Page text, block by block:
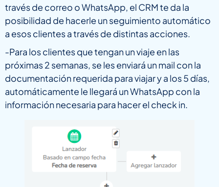
través de correo o WhatsApp, el CRM te da la
posibilidad de hacerle un seguimiento automático
a esos clientes a través de distintas acciones.
-Para los clientes que tengan un viaje en las
próximas 2 semanas, se les enviará un mail con la
documentación requerida para viajar y a los 5 días,
automáticamente le llegará un WhatsApp con la
información necesaria para hacer el check in.